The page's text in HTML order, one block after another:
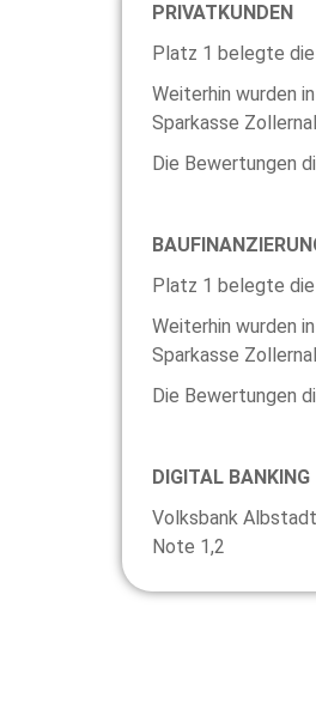
PRIVATKUNDEN
Platz 1 belegte
Weiterhin wurden
Sparkasse
Die Bewertungen
Platz 1 belegte
Weiterhin wurden
Sparkasse
Die Bewertungen
DIGITAL BANKING
Volksbank
Note 1,2